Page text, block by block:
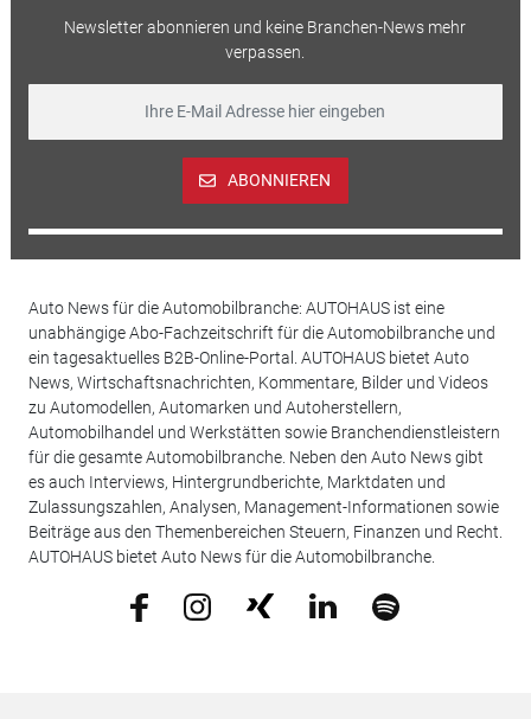
Newsletter abonnieren und keine Branchen-News mehr
verpassen.
ABONNIEREN
Auto News für die Automobilbranche: AUTOHAUS ist eine
unabhängige Abo-Fachzeitschrift für die Automobilbranche und
ein tagesaktuelles B2B-Online-Portal. AUTOHAUS bietet Auto
News, Wirtschaftsnachrichten, Kommentare, Bilder und Videos
zu Automodellen, Automarken und Autoherstellern,
Automobilhandel und Werkstätten sowie Branchendienstleistern
für die gesamte Automobilbranche. Neben den Auto News gibt
es auch Interviews, Hintergrundberichte, Marktdaten und
Zulassungszahlen, Analysen, Management-Informationen sowie
Beiträge aus den Themenbereichen Steuern, Finanzen und Recht.
AUTOHAUS bietet Auto News für die Automobilbranche.